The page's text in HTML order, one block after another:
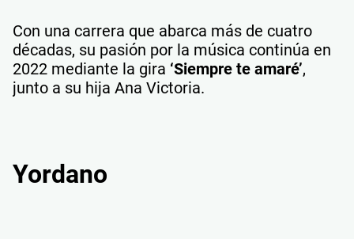
Con una carrera que abarca más de cuatro
décadas, su pasión por la música continúa en
2022 mediante la gira ‘Siempre te amaré’,
junto a su hija Ana Victoria.
Yordano